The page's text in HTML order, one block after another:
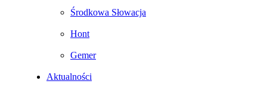
Środkowa Słowacja
Hont
Gemer
Aktualności